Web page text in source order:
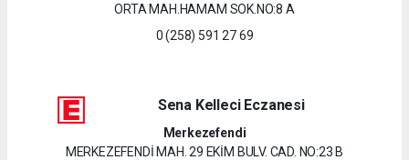
ORTA MAH.HAMAM SOK.NO:8 A
0 (258) 591 27 69
Sena Kelleci Eczanesi
Merkezefendi
MERKEZEFENDİ MAH. 29 EKİM BULV. CAD. NO:23 B